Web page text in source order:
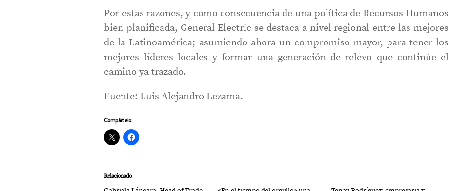
Por estas razones, y como consecuencia de una política de Recursos Humanos
bien planificada, General Electric se destaca a nivel regional entre las mejores
de la Latinoamérica; asumiendo ahora un compromiso mayor, para tener los
mejores líderes locales y formar una generación de relevo que continúe el
camino ya trazado.
Fuente: Luis Alejandro Lezama.
Compártelo:
Relacionado